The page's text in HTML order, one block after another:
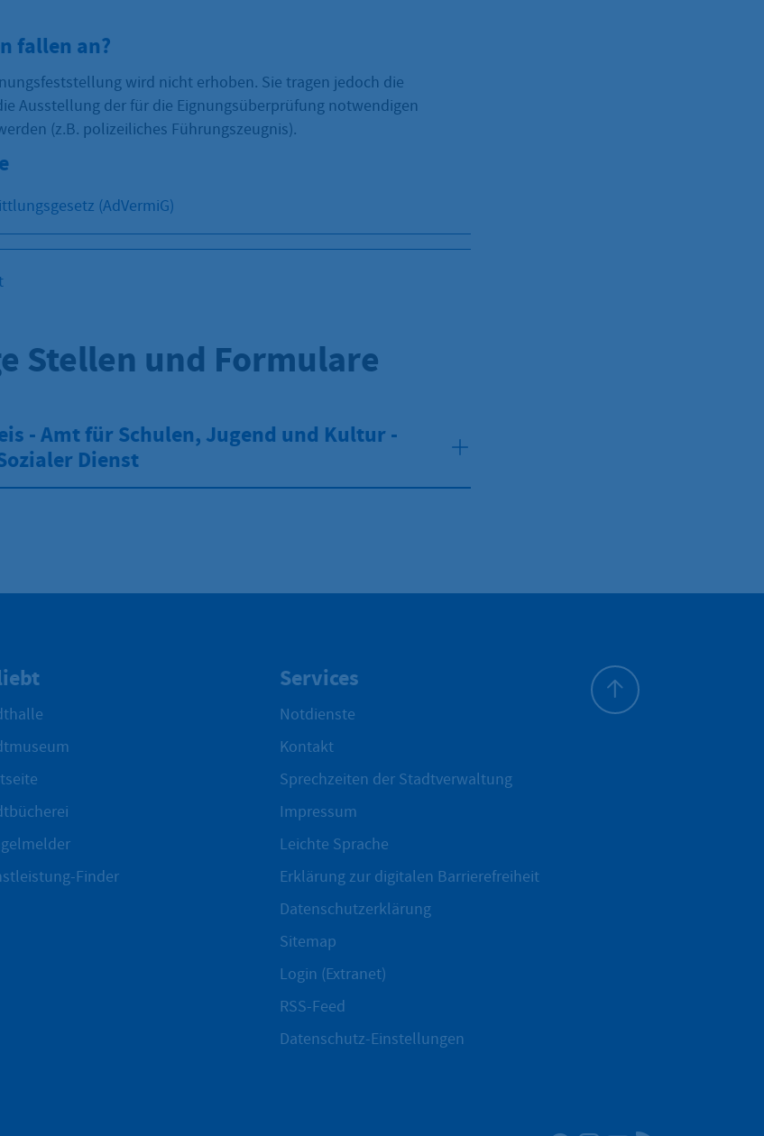
fallen an?
wird nicht erhoben. Sie tragen jedoch die
Ausstellung der für die Eignungsüberprüfung notwendigen
(z.B. polizeiliches Führungszeugnis).
(AdVermiG)
Stellen und Formulare
- Amt für Schulen, Jugend und Kultur -
Dienst
Finder
Services
Notdienste
Kontakt
Sprechzeiten der Stadtverwaltung
Impressum
Leichte Sprache
Erklärung zur digitalen Barrierefreiheit
Datenschutzerklärung
Sitemap
Login (Extranet)
RSS-Feed
Datenschutz-Einstellungen